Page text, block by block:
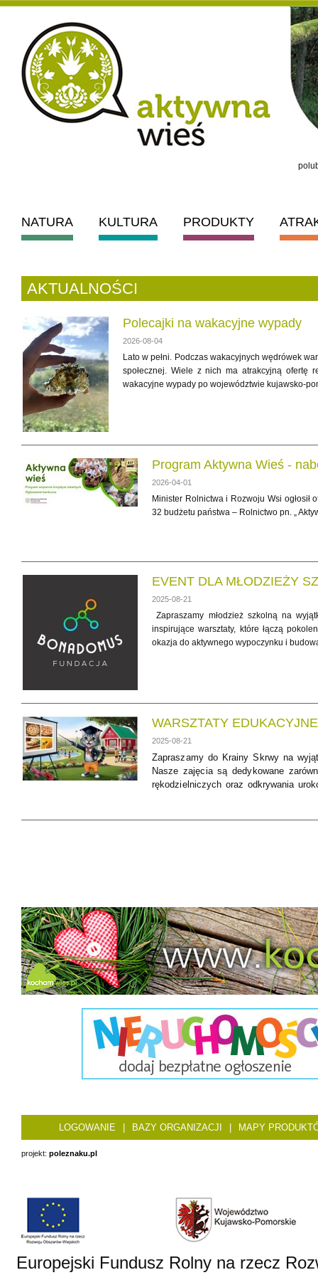
NATURA KULTURA PRODUKTY
AKTUALNOŚCI
Polecajki na wakacyjne wypady
2026-08-04
Lato w pełni. Podczas wakacyjnych wędrówek
społecznej. Wiele z nich ma atrakcyjną ofertę
wakacyjne wypady po województwie kujawsko-
Program Aktywna Wieś -
2026-04-01
Minister Rolnictwa i Rozwoju Wsi
32 budżetu państwa – Rolnictwo pn. „
EVENT DLA MŁODZIEŻY
2025-08-21
Zapraszamy młodzież szkolną na
inspirujące warsztaty, które łączą
okazja do aktywnego wypoczynku i
WARSZTATY
2025-08-21
Zapraszamy do Krainy Skrwy na
Nasze zajęcia są dedykowane
rękodzielniczych oraz odkrywania
LOGOWANIE BAZY ORGANIZACJI MAPY
projekt: poleznaku.pl
Europejski Fundusz Rolny na rzecz